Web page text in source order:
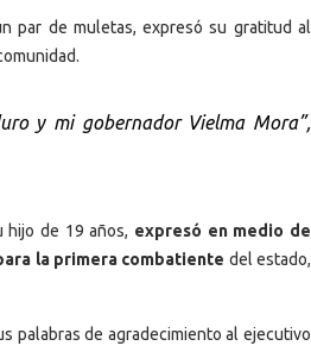
par de muletas, expresó su gratitud al
y mi gobernador Vielma Mora”,
hijo de 19 años, expresó en medio de
la primera combatiente del estado,
palabras de agradecimiento al ejecutivo